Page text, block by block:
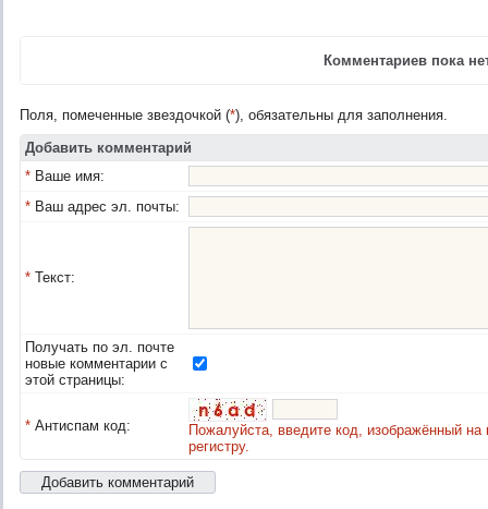
Комментариев пока
Поля, помеченные звездочкой (*), обязательны для заполнения.
Добавить комментарий
* Ваше имя:
* Ваш адрес эл. почты:
* Текст:
Получать по эл. почте
новые комментарии с
этой страницы:
* Антиспам код:
Пожалуйста, введите код, изображённый
регистру.